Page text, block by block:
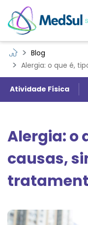
Blog
Alergia: o que é,
Atividade Física
Alergia: o
causas,